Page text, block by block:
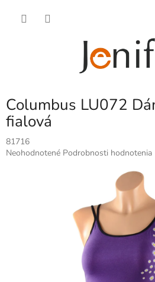
Columbus LU072
fialová
81716
Priemerné
Neohodnotené Podrobnosti hodnotenia